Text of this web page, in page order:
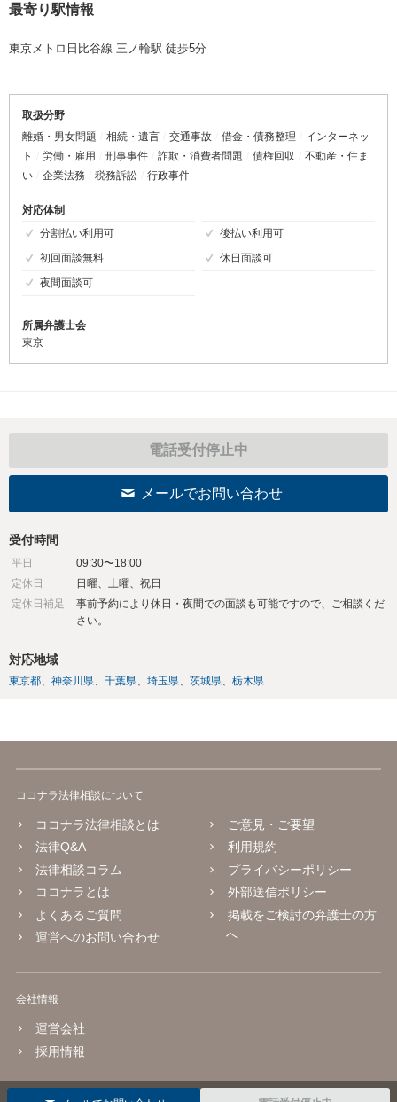
最寄り駅情報
東京メトロ日比谷線 三ノ輪駅 徒歩5分
取扱分野
離婚・男女問題
相続・遺言 交通事故 借金・債務整理
インターネッ
ト
労働・雇用 刑事事件 詐欺・消費者問題 債権回収
不動産・住ま
い
企業法務 税務訴訟 行政事件
対応体制
分割払い利用可
後払い利用可
初回面談無料
休日面談可
夜間面談可
所属弁護士会
東京
電話受付停止中
メールでお問い合わせ
受付時間
平日
09:30〜18:00
定休日
日曜、土曜、祝日
定休日補足
事前予約により休日・夜間での面談も可能ですので、ご相談くだ
さい。
対応地域
東京都 神奈川県 千葉県 埼玉県 茨城県 栃木県
ココナラ法律相談について
ココナラ法律相談とは
法律Q&A
法律相談コラム
ココナラとは
よくあるご質問
運営へのお問い合わせ
ご意見・ご要望
利用規約
プライバシーポリシー
外部送信ポリシー
掲載をご検討の弁護士の方
へ
会社情報
運営会社
採用情報